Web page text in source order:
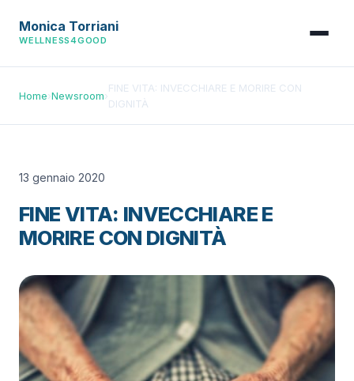
Monica Torriani
WELLNESS4GOOD
Home›Newsroom›
FINE VITA: INVECCHIARE E MORIRE CON
DIGNITÀ
13 gennaio 2020
FINE VITA: INVECCHIARE E
MORIRE CON DIGNITÀ